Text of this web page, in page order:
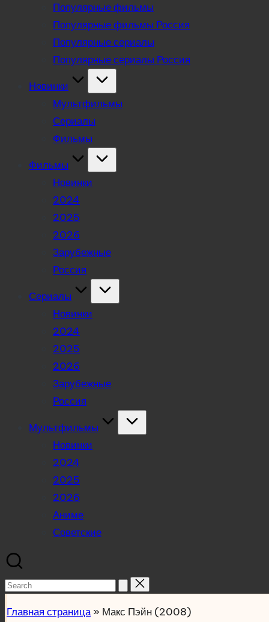
Популярные фильмы
Популярные фильмы Россия
Популярные сериалы
Популярные сериалы Россия
Новинки
Мультфильмы
Сериалы
Фильмы
Фильмы
Новинки
2024
2025
2026
Зарубежные
Россия
Сериалы
Новинки
2024
2025
2026
Зарубежные
Россия
Мультфильмы
Новинки
2024
2025
2026
Аниме
Советские
Search
Главная страница» Макс Пэйн (2008)